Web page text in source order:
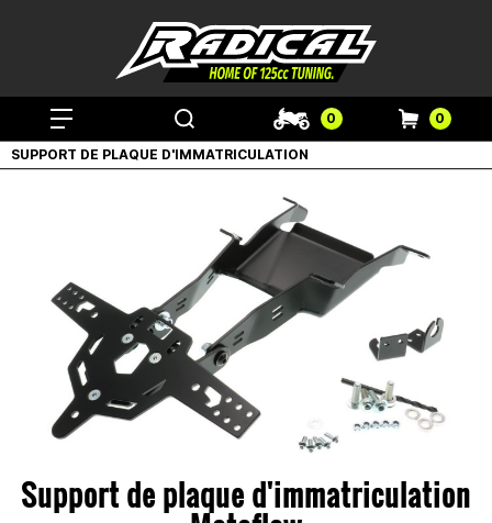
0 0
SUPPORT DE PLAQUE D'IMMATRICULATION
Support de plaque d'immatriculation